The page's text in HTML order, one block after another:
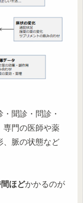
聞診・問診・
専門の医師や薬
、脈の状態など
ほどかかるのが